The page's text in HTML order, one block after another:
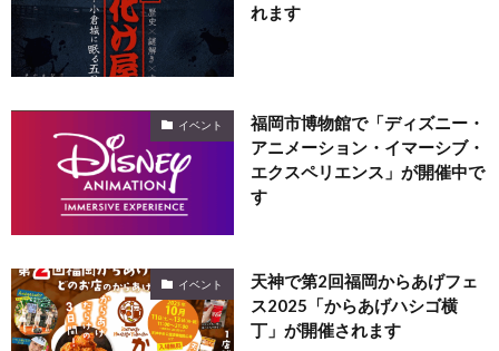
れます
イベント
福岡市博物館で「ディズニー・
アニメーション・イマーシブ・
エクスペリエンス」が開催中で
す
イベント
天神で第2回福岡からあげフェ
ス2025「からあげハシゴ横
丁」が開催されます